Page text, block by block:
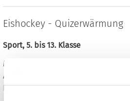
Eishockey - Quizerwärmung
Sport, 5. bis 13. Klasse
Materialien für das Gymnasium
Arbeitsblätter, 2 Seiten, Format: PDF,
Robert Oehlert, Dein